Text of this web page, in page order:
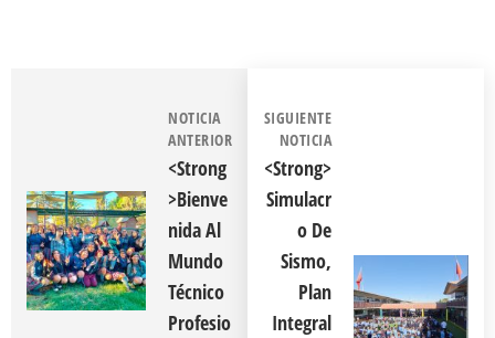
NOTICIA
ANTERIOR
<strong
>Bienve
Nida Al
Mundo
Técnico
Profesio
SIGUIENTE
NOTICIA
<strong>
Simulacr
O De
Sismo,
Plan
Integral